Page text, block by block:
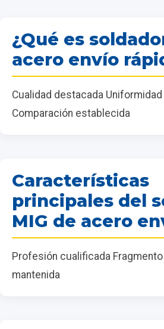
¿Qué es
acero envío
Cualidad destacada
Comparación establecida
Características
principales del
MIG de acero
Profesión cualificada
mantenida